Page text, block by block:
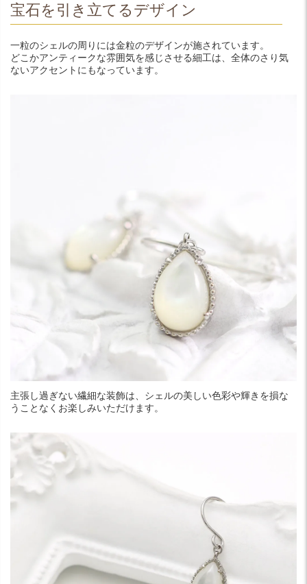
宝石を引き立てるデザイン
一粒のシェルの周りには金粒のデザインが施されています。
どこかアンティークな雰囲気を感じさせる細工は、全体のさり気
ないアクセントにもなっています。
主張し過ぎない繊細な装飾は、シェルの美しい色彩や輝きを損な
うことなくお楽しみいただけます。